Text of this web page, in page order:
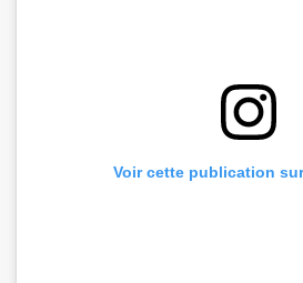
Voir cette publication